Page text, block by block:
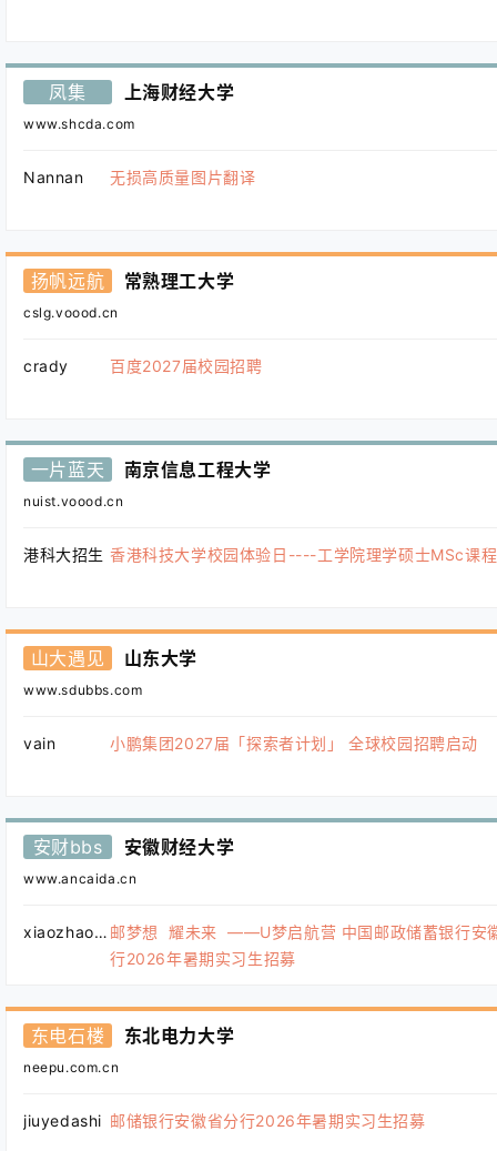
凤集 上海财经大学
www.shcda.com
Nannan 无损高质量图片翻译
扬帆远航 常熟理工大学
cslg.voood.cn
crady 百度2027届校园招聘
一片蓝天 南京信息工程大学
nuist.voood.cn
港科大招生 香港科技大学校园体验日----工学院理学硕士MSc课
山大遇见 山东大学
www.sdubbs.com
vain 小鹏集团2027届「探索者计划」 全球校园招聘启动
安财bbs 安徽财经大学
www.ancaida.cn
xiaozhao123 邮梦想 耀未来 ——U梦启航营 中国邮政储蓄银行安
行2026年暑期实习生招募
东电石楼 东北电力大学
neepu.com.cn
jiuyedashi 邮储银行安徽省分行2026年暑期实习生招募